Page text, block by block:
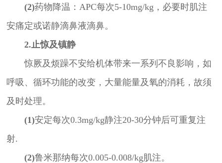
(2)药物降温：APC每次5-10mg/kg，必要时肌注
安痛定或诺静滴鼻液滴鼻。
2.止惊及镇静
惊厥及烦躁不安给机体带来一系列不良影响，如
呼吸、循环功能的改变，大量能量及氧的消耗，故须
及时处理。
(1)安定每次0.3mg/kg静注20-30分钟后可重复注
射.
(2)鲁米那纳每次0.005-0.008/kg肌注。